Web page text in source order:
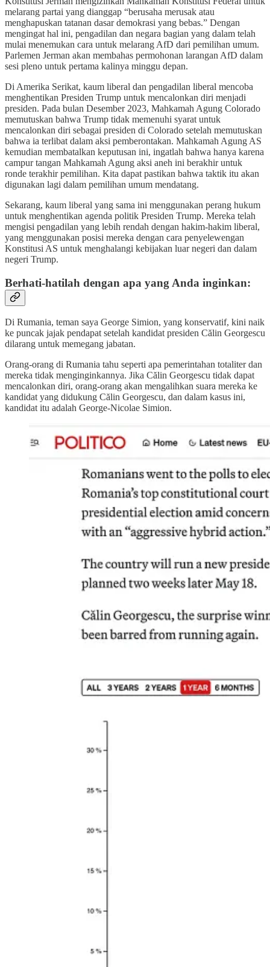
melarang partai yang dianggap “berusaha merusak atau
menghapuskan tatanan dasar demokrasi yang bebas.” Dengan
mengingat hal ini, pengadilan dan negara bagian yang dalam telah
mulai menemukan cara untuk melarang AfD dari pemilihan umum.
Parlemen Jerman akan membahas permohonan larangan AfD dalam
sesi pleno untuk pertama kalinya minggu depan.
Di Amerika Serikat, kaum liberal dan pengadilan liberal mencoba
menghentikan Presiden Trump untuk mencalonkan diri menjadi
presiden. Pada bulan Desember 2023, Mahkamah Agung Colorado
memutuskan bahwa Trump tidak memenuhi syarat untuk
mencalonkan diri sebagai presiden di Colorado setelah memutuskan
bahwa ia terlibat dalam aksi pemberontakan. Mahkamah Agung AS
kemudian membatalkan keputusan ini, ingatlah bahwa hanya karena
campur tangan Mahkamah Agung aksi aneh ini berakhir untuk
ronde terakhir pemilihan. Kita dapat pastikan bahwa taktik itu akan
digunakan lagi dalam pemilihan umum mendatang.
Sekarang, kaum liberal yang sama ini menggunakan perang hukum
untuk menghentikan agenda politik Presiden Trump. Mereka telah
mengisi pengadilan yang lebih rendah dengan hakim-hakim liberal,
yang menggunakan posisi mereka dengan cara penyelewengan
Konstitusi AS untuk menghalangi kebijakan luar negeri dan dalam
negeri Trump.
Berhati-hatilah dengan apa yang Anda inginkan:
Di Rumania, teman saya George Simion, yang konservatif, kini naik
ke puncak jajak pendapat setelah kandidat presiden Călin Georgescu
dilarang untuk memegang jabatan.
Orang-orang di Rumania tahu seperti apa pemerintahan totaliter dan
mereka tidak menginginkannya. Jika Călin Georgescu tidak dapat
mencalonkan diri, orang-orang akan mengalihkan suara mereka ke
kandidat yang didukung Călin Georgescu, dan dalam kasus ini,
kandidat itu adalah George-Nicolae Simion.